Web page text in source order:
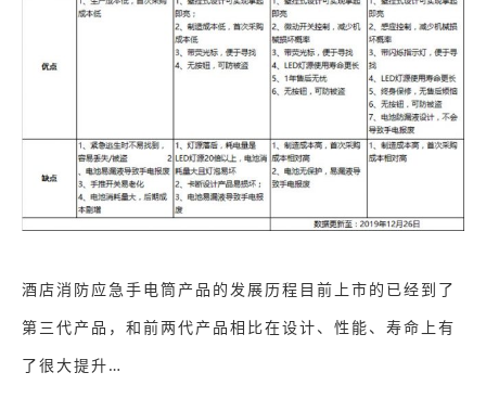
酒店消防应急手电筒产品的发展历程目前上市的已经到了
第三代产品，和前两代产品相比在设计、性能、寿命上有
了很大提升…